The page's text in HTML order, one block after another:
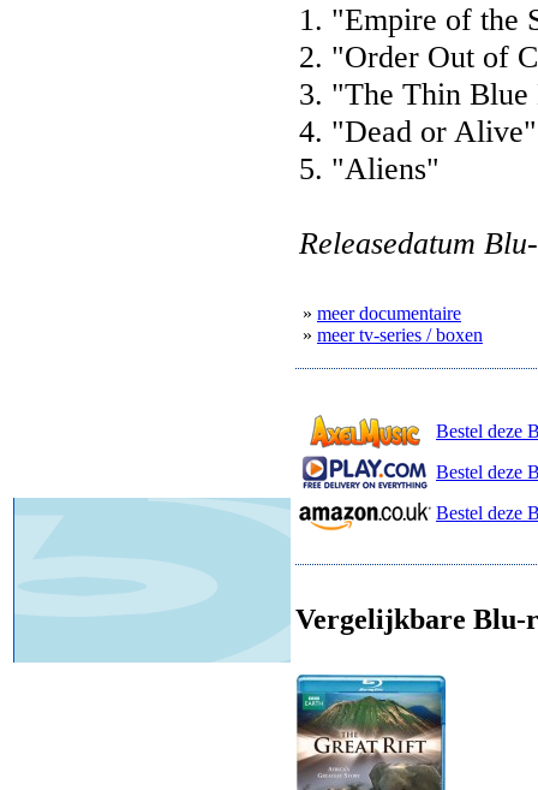
1. "Empire of the
2. "Order Out of
3. "The Thin
4. "Dead or Alive"
5. "Aliens"
Releasedatum
» meer documentaire
» meer tv-series / boxen
Bestel deze
Bestel deze
Bestel deze
Vergelijkbare Blu-